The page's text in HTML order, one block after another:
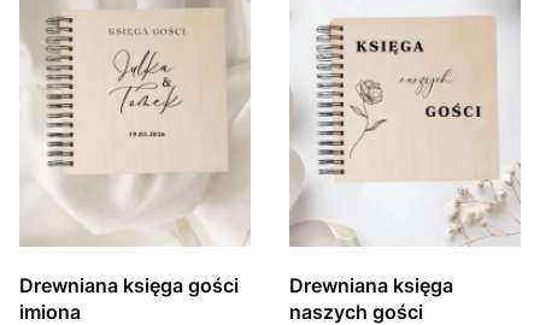
Drewniana księga gości
imiona
Drewniana księga
naszych gości